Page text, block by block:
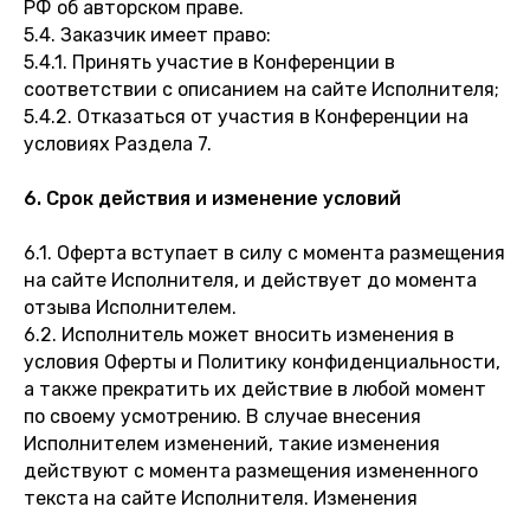
РФ об авторском праве.
5.4. Заказчик имеет право:
5.4.1. Принять участие в Конференции в
соответствии с описанием на сайте Исполнителя;
5.4.2. Отказаться от участия в Конференции на
условиях Раздела 7.
6. Срок действия и изменение условий
6.1. Оферта вступает в силу с момента размещения
на сайте Исполнителя, и действует до момента
отзыва Исполнителем.
6.2. Исполнитель может вносить изменения в
условия Оферты и Политику конфиденциальности,
а также прекратить их действие в любой момент
по своему усмотрению. В случае внесения
Исполнителем изменений, такие изменения
действуют с момента размещения измененного
текста на сайте Исполнителя. Изменения